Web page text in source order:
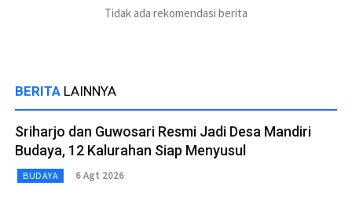
Tidak ada rekomendasi berita
BERITA LAINNYA
Sriharjo dan Guwosari Resmi Jadi Desa Mandiri
Budaya, 12 Kalurahan Siap Menyusul
BUDAYA 6 Agt 2026